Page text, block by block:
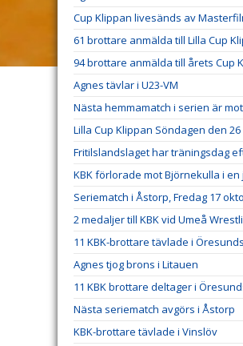
Cup Klippan livesänds av
61 brottare anmälda till Lilla Cup
94 brottare anmälda till årets Cup
Agnes tävlar i U23-VM
Nästa hemmamatch i serien är
Lilla Cup Klippan Söndagen den
Fritilslandslaget har träningsdag
KBK förlorade mot Björnekulla i en
Seriematch i Åstorp, Fredag 17
2 medaljer till KBK vid Umeå
11 KBK-brottare tävlade i
Agnes tjog brons i Litauen
11 KBK brottare deltager i
Nästa seriematch avgörs i Åstorp
KBK-brottare tävlade i Vinslöv